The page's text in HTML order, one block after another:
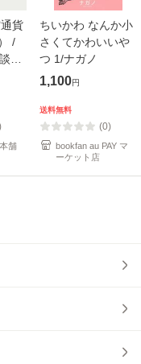
通貨
/
社
送
舗
ちいかわ なんか小
さくてかわいいや
つ 1/ナガノ
1,100円
送料無料
(0)
bookfan au PAY マ
ーケット店